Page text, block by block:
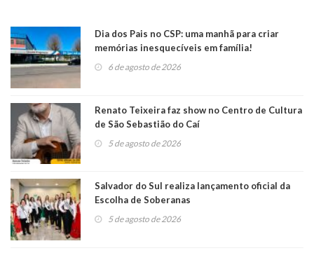
Dia dos Pais no CSP: uma manhã para criar
memórias inesquecíveis em família!
6 de agosto de 2026
Renato Teixeira faz show no Centro de Cultura
de São Sebastião do Caí
5 de agosto de 2026
Salvador do Sul realiza lançamento oficial da
Escolha de Soberanas
5 de agosto de 2026